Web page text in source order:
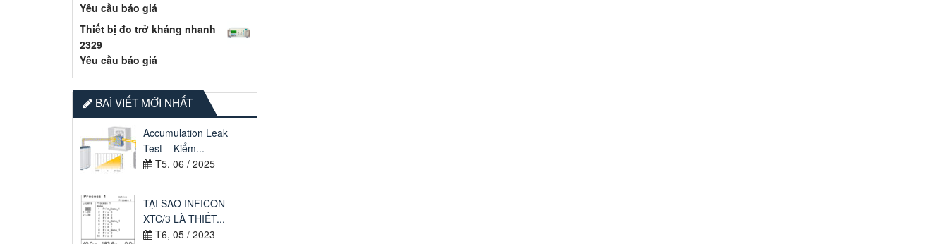
Yêu cầu báo giá
Thiết bị đo trở kháng nhanh
2329
Yêu cầu báo giá
BAÌ VIẾT MỚI NHẤT
Accumulation Leak
Test – Kiểm...
T5, 06 / 2025
TẠI SAO INFICON
XTC/3 LÀ THIẾT...
T6, 05 / 2023